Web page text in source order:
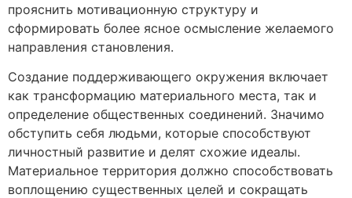
прояснить мотивационную структуру и
сформировать более ясное осмысление желаемого
направления становления.
Создание поддерживающего окружения включает
как трансформацию материального места, так и
определение общественных соединений. Значимо
обступить себя людьми, которые способствуют
личностный развитие и делят схожие идеалы.
Материальное территория должно способствовать
воплощению существенных целей и сокращать